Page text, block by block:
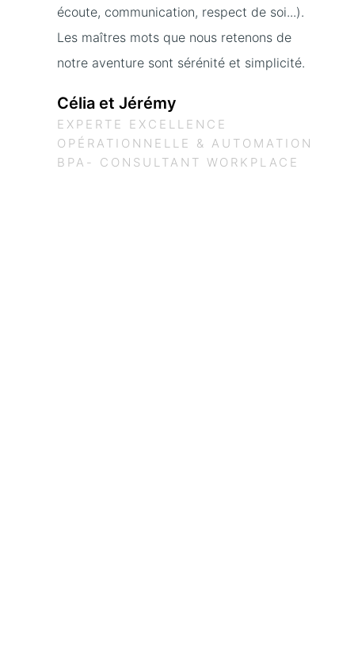
écoute, communication, respect de soi...).
Les maîtres mots que nous retenons de
notre aventure sont sérénité et simplicité.
Célia et Jérémy
EXPERTE EXCELLENCE
OPÉRATIONNELLE & AUTOMATION
BPA- CONSULTANT WORKPLACE